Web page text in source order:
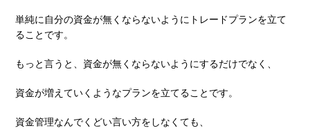
単純に⾃分の資⾦が無くならないようにトレードプランを⽴て
ることです。
もっと⾔うと、資⾦が無くならないようにするだけでなく、
資⾦が増えていくようなプランを⽴てることです。
資⾦管理なんでくどい⾔い⽅をしなくても、